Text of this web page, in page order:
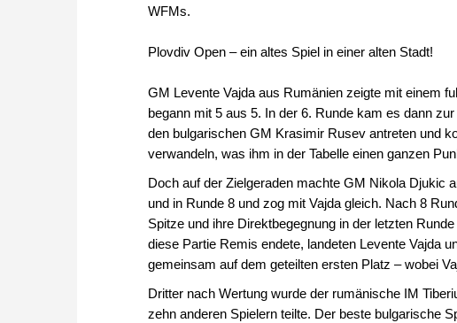
WFMs.
Plovdiv Open – ein altes Spiel in einer alten Stadt!
GM Levente Vajda aus Rumänien zeigte mit einem
begann mit 5 aus 5. In der 6. Runde kam es dann
den bulgarischen GM Krasimir Rusev antreten und
verwandeln, was ihm in der Tabelle einen ganzen
Doch auf der Zielgeraden machte GM Nikola Djukic
und in Runde 8 und zog mit Vajda gleich. Nach 8
Spitze und ihre Direktbegegnung in der letzten
diese Partie Remis endete, landeten Levente Vajda
gemeinsam auf dem geteilten ersten Platz – wobei
Dritter nach Wertung wurde der rumänische IM
zehn anderen Spielern teilte. Der beste bulgarische